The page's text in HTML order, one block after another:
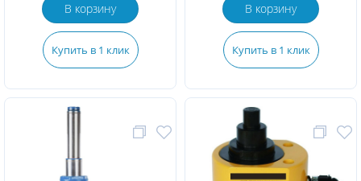
В корзину
Купить в 1 клик
В корзину
Купить в 1 клик